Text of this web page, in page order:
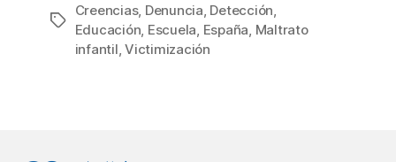
Etiquetas
Creencias, Denuncia, Detección,
Educación, Escuela, España, Maltrato
infantil,Victimización